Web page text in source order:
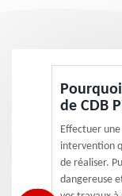
de CDB
Effectuer
intervention
de réaliser.
dangereuse